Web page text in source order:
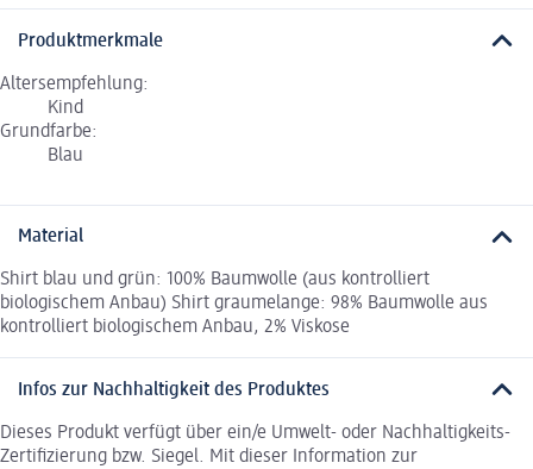
Produktmerkmale
Altersempfehlung:
Kind
Grundfarbe:
Blau
Material
Shirt blau und grün: 100% Baumwolle (aus kontrolliert
biologischem Anbau) Shirt graumelange: 98% Baumwolle aus
kontrolliert biologischem Anbau, 2% Viskose
Infos zur Nachhaltigkeit des Produktes
Dieses Produkt verfügt über ein/e Umwelt- oder Nachhaltigkeits-
Zertifizierung bzw. Siegel. Mit dieser Information zur